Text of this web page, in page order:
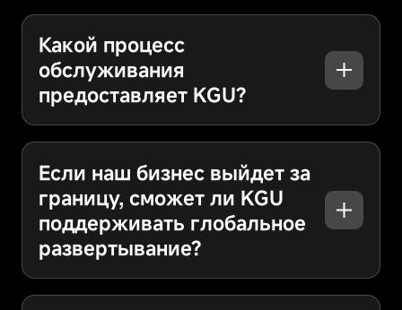
Какой процесс
обслуживания
предоставляет KGU?
Если наш бизнес выйдет за
границу, сможет ли KGU
поддерживать глобальное
развертывание?